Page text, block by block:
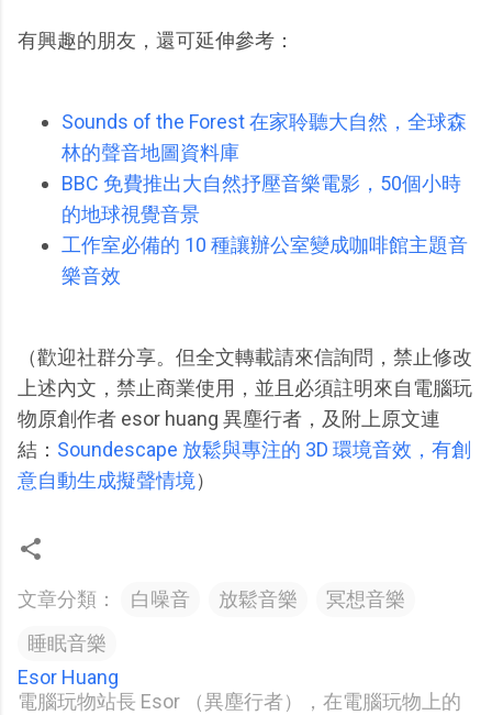
有興趣的朋友，還可延伸參考：
Sounds of the Forest 在家聆聽大自然，全球森
林的聲音地圖資料庫
BBC 免費推出大自然抒壓音樂電影，50個小時
的地球視覺音景
工作室必備的 10 種讓辦公室變成咖啡館主題音
樂音效
（歡迎社群分享。但全文轉載請來信詢問，禁止修改
上述內文，禁止商業使用，並且必須註明來自電腦玩
物原創作者 esor huang 異塵行者，及附上原文連
結： Soundescape 放鬆與專注的 3D 環境音效，有創
意自動生成擬聲情境）
文章分類： 白噪音 放鬆音樂
冥想音樂
睡眠音樂
Esor Huang
電腦玩物站長 Esor （異塵行者），在電腦玩物上的